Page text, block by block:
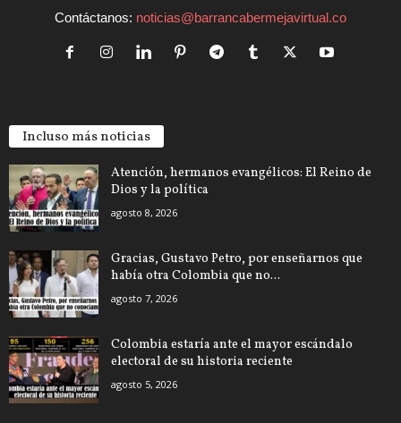
Contáctanos: noticias@barrancabermejavirtual.co
Incluso más noticias
Atención, hermanos evangélicos: El Reino de
Dios y la política
agosto 8, 2026
Gracias, Gustavo Petro, por enseñarnos que
había otra Colombia que no...
agosto 7, 2026
Colombia estaría ante el mayor escándalo
electoral de su historia reciente
agosto 5, 2026